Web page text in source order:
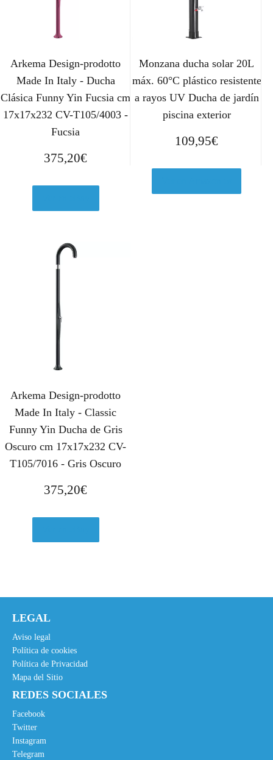
Arkema Design-prodotto
Made In Italy - Ducha
Clásica Funny Yin Fucsia cm
17x17x232 CV-T105/4003 -
Fucsia
375,20€
Monzana ducha solar 20L
máx. 60°C plástico resistente
a rayos UV Ducha de jardín
piscina exterior
109,95€
Arkema Design-prodotto
Made In Italy - Classic
Funny Yin Ducha de Gris
Oscuro cm 17x17x232 CV-
T105/7016 - Gris Oscuro
375,20€
LEGAL
Aviso legal
Política de cookies
Política de Privacidad
Mapa del Sitio
REDES SOCIALES
Facebook
Twitter
Instagram
Telegram